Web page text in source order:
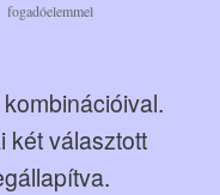
fogadóelemmel
két választott